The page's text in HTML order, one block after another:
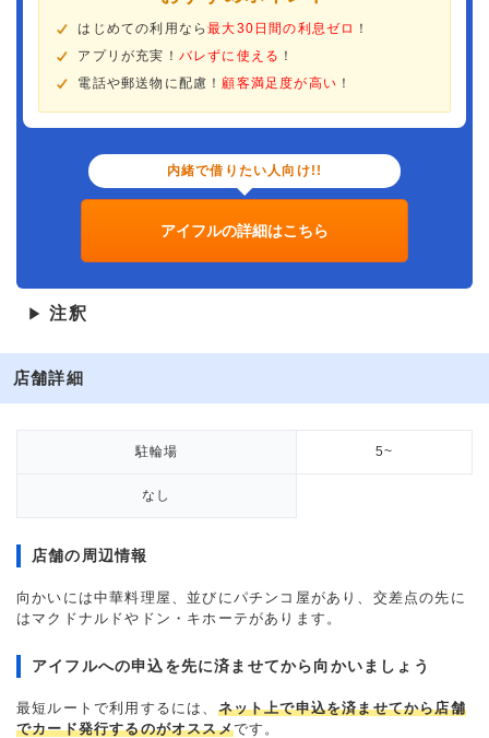
はじめての利用なら最大30日間の利息ゼロ ！
アプリが充実！ バレずに使える ！
電話や郵送物に配慮！顧客満足度が高い ！
内緒で借りたい人向け!!
アイフルの詳細はこちら
▶ 注釈
店舗詳細
駐輪場 5~
なし
店舗の周辺情報
向かいには中華料理屋、並びにパチンコ屋があり、交差点の先に
はマクドナルドやドン・キホーテがあります。
アイフルへの申込を先に済ませてから向かいましょう
最短ルートで利用するには、 ネット上で申込を済ませてから店舗
でカード発行するのがオススメです。